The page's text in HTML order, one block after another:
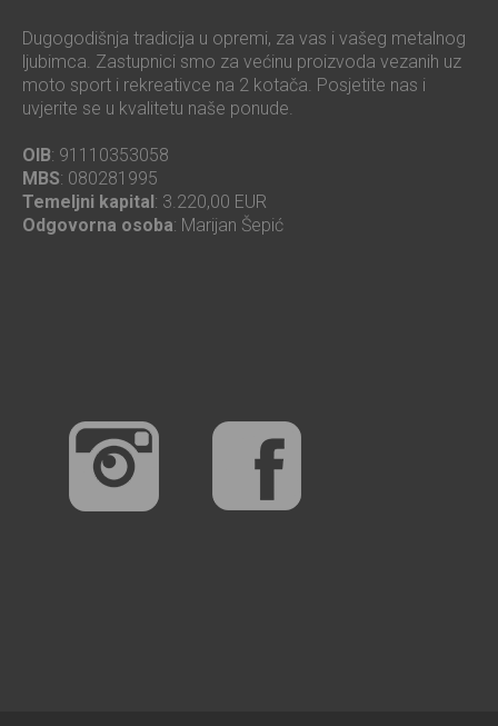
Dugogodišnja tradicija u opremi, za vas i vašeg metalnog
ljubimca. Zastupnici smo za većinu proizvoda vezanih uz
moto sport i rekreativce na 2 kotača. Posjetite nas i
uvjerite se u kvalitetu naše ponude.
OIB: 91110353058
MBS: 080281995
Temeljni kapital: 3.220,00 EUR
Odgovorna osoba: Marijan Šepić